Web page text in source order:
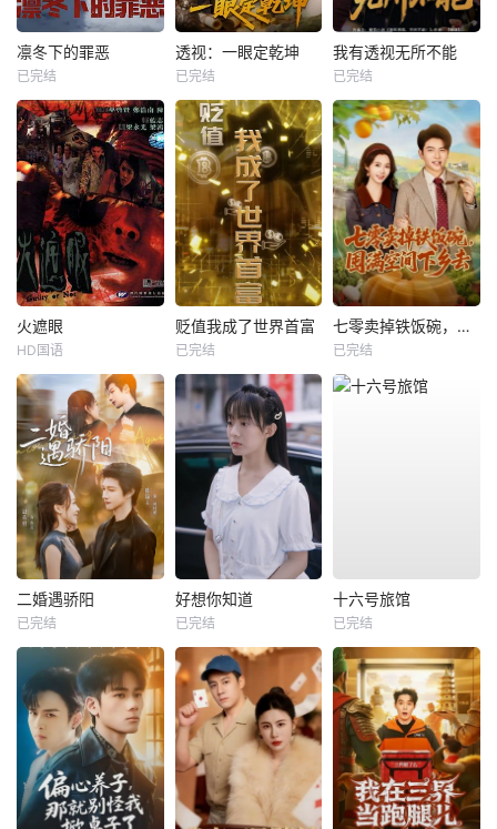
凛冬下的罪恶
已完结
透视：一眼定乾坤
已完结
我有透视无所不能
已完结
火遮眼
HD国语
贬值我成了世界首富
已完结
七零卖掉铁饭碗，囤满空间下乡去
已完结
二婚遇骄阳
已完结
好想你知道
已完结
十六号旅馆
已完结